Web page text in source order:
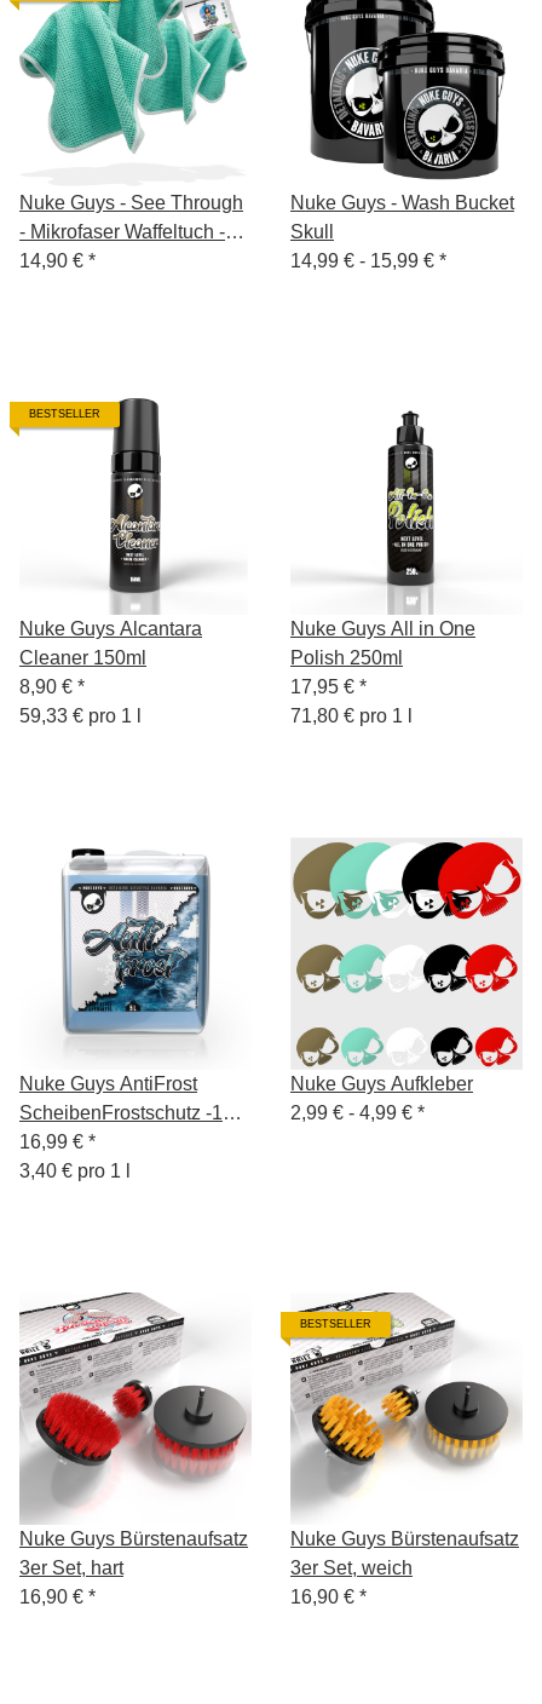
Nuke Guys - See Through
- Mikrofaser Waffeltuch -
450 GSM, 40x40cm - mint
14,90 € *
Nuke Guys - Wash Bucket
Skull
14,99 € - 15,99 € *
BESTSELLER
Nuke Guys Alcantara
Cleaner 150ml
8,90 € *
59,33 € pro 1 l
Nuke Guys All in One
Polish 250ml
17,95 € *
71,80 € pro 1 l
Nuke Guys AntiFrost
ScheibenFrostschutz -18°
5L Gebrauchsfertig
16,99 € *
3,40 € pro 1 l
Nuke Guys Aufkleber
2,99 € - 4,99 € *
Nuke Guys Bürstenaufsatz
3er Set, hart
16,90 € *
BESTSELLER
Nuke Guys Bürstenaufsatz
3er Set, weich
16,90 € *